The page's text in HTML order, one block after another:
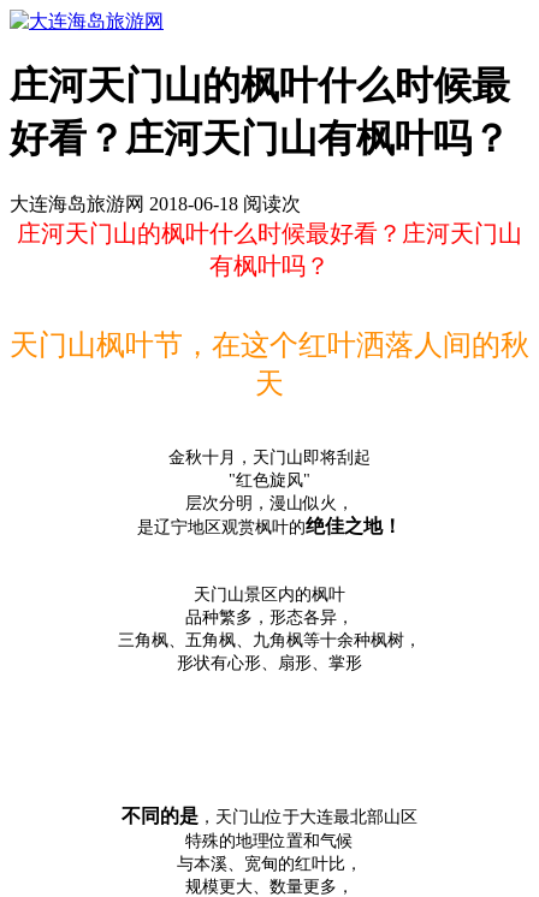
庄河天门山的枫叶什么时候最
好看？庄河天门山有枫叶吗？
大连海岛旅游网 2018-06-18 阅读次
庄河天门山的枫叶什么时候最好看？庄河天门山
有枫叶吗？
天门山枫叶节，在这个红叶洒落人间的秋
天
金秋十月，天门山即将刮起
"红色旋风"
层次分明，漫山似火，
是辽宁地区观赏枫叶的绝佳之地！
天门山景区内的枫叶
品种繁多，形态各异，
三角枫、五角枫、九角枫等十余种枫树，
形状有心形、扇形、掌形
不同的是 ，天门山位于大连最北部山区
特殊的地理位置和气候
与本溪、宽甸的红叶比，
规模更大、数量更多，